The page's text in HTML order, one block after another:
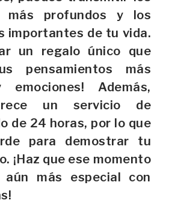
más profundos y los
importantes de tu vida.
un regalo único que
pensamientos más
Además,
un servicio de
de 24 horas, por lo que
para demostrar tu
¡Haz que ese momento
aún más especial con